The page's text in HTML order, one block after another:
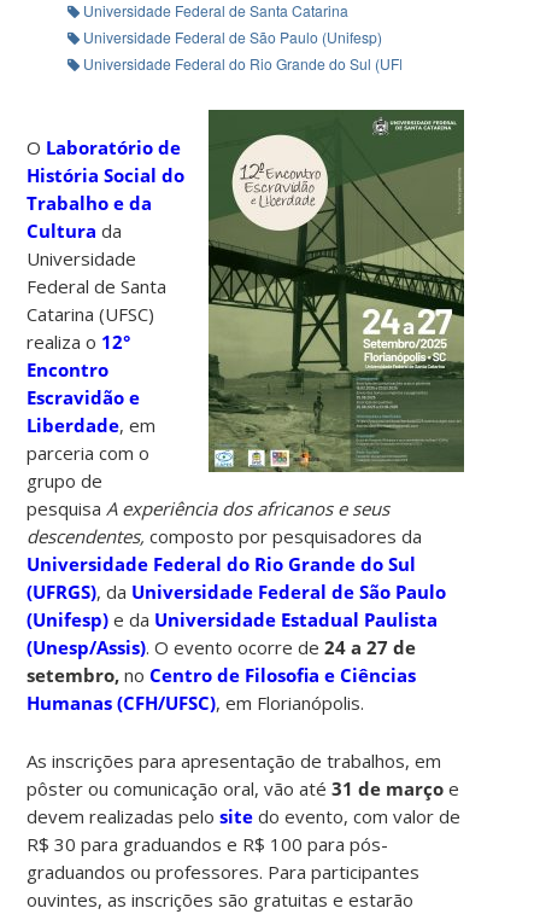
Universidade Federal de Santa Catarina
Universidade Federal de São Paulo (Unifesp)
Universidade Federal do Rio Grande do Sul (UFRGS)
O Laboratório de
História Social do
Trabalho e da
Cultura da
Universidade
Federal de Santa
Catarina (UFSC)
realiza o 12°
Encontro
Escravidão e
Liberdade, em
parceria com o
grupo de
pesquisaA experiência dos africanos e seus
descendentes,composto por pesquisadores da
Universidade Federal do Rio Grande do Sul
(UFRGS), da Universidade Federal de São Paulo
(Unifesp) e da Universidade Estadual Paulista
(Unesp/Assis). O evento ocorre de24 a 27 de
setembro, noCentro de Filosofia e Ciências
Humanas (CFH/UFSC), em Florianópolis.
As inscrições para apresentação de trabalhos, em
pôster ou comunicação oral, vão até31 de março e
devem realizadas pelosite do evento, com valor de
R$ 30 para graduandos e R$ 100 para pós-
graduandos ou professores. Para participantes
ouvintes, as inscrições são gratuitas e estarão